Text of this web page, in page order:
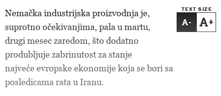
TEXT SIZE
- +
Nemačka industrijska proizvodnja je,
suprotno očekivanjima, pala u martu,
drugi mesec zaredom, što dodatno
produbljuje zabrinutost za stanje
najveće evropske ekonomije koja se bori sa
posledicama rata u Iranu.